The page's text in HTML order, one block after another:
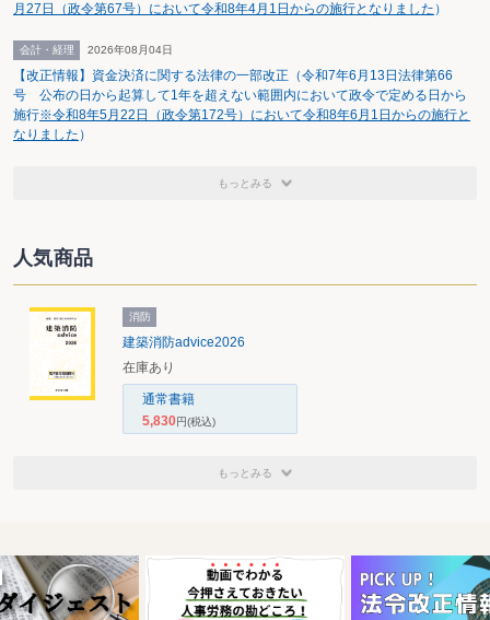
月27日（政令第67号）において令和8年4月1日からの施行となりました ）
会計・経理 2026年08月04日
【改正情報】資金決済に関する法律の一部改正（令和7年6月13日法律第66
号 公布の日から起算して1年を超えない範囲内において政令で定める日から
施行※令和8年5月22日（政令第172号）において令和8年6月1日からの施行と
なりました ）
もっとみる
人気商品
消防
建築消防advice2026
在庫あり
通常書籍
5,830円(税込)
もっとみる